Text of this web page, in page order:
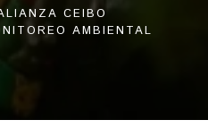
CEIBO
AMBIENTAL